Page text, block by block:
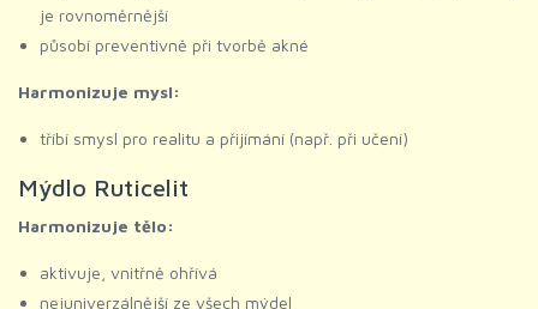
je rovnoměrnější
působí preventivně při tvorbě akné
Harmonizuje mysl:
tříbí smysl pro realitu a přijímání (např. při učení)
Mýdlo Ruticelit
Harmonizuje tělo:
aktivuje, vnitřně ohřívá
nejuniverzálnější ze všech mýdel